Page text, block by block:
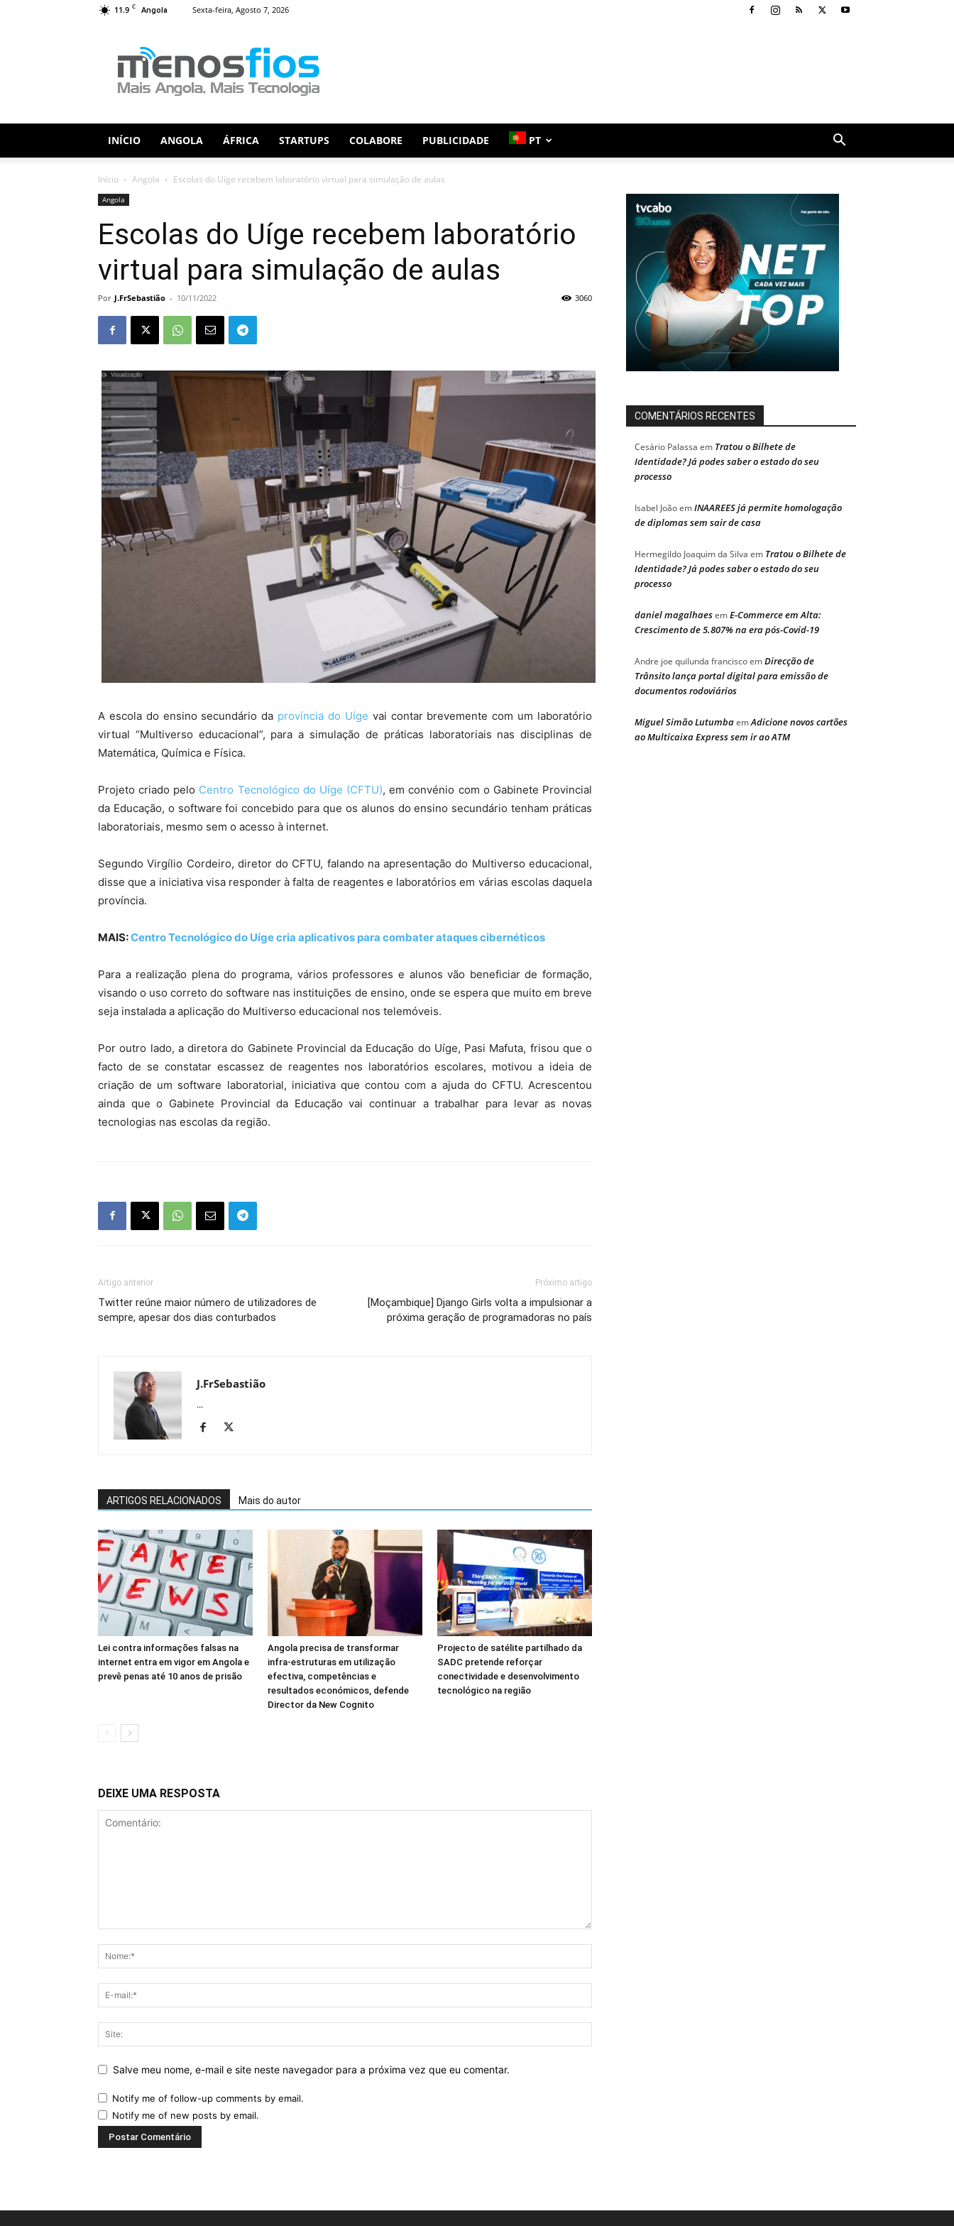
11.9 C Angola Sexta-feira, Agosto 7, 2026
Fios
INÍCIO ANGOLA ÁFRICA STARTUPS COLABORE PUBLICIDADE PT
Início Angola Escolas do Uíge recebem laboratório virtual para simulação de aulas
Angola
Escolas do Uíge recebem laboratório
virtual para simulação de aulas
Por J.FrSebastião - 10/11/2022 3060
A escola do ensino secundário da província do Uíge vai contar brevemente com um laboratório
virtual “Multiverso educacional”, para a simulação de práticas laboratoriais nas disciplinas de
Matemática, Química e Física.
Projeto criado pelo Centro Tecnológico do Uíge (CFTU), em convénio com o Gabinete Provincial
da Educação, o software foi concebido para que os alunos do ensino secundário tenham práticas
laboratoriais, mesmo sem o acesso à internet.
Segundo Virgílio Cordeiro, diretor do CFTU, falando na apresentação do Multiverso educacional,
disse que a iniciativa visa responder à falta de reagentes e laboratórios em várias escolas daquela
província.
MAIS:Centro Tecnológico do Uíge cria aplicativos para combater ataques cibernéticos
Para a realização plena do programa, vários professores e alunos vão beneficiar de formação,
visando o uso correto do software nas instituições de ensino, onde se espera que muito em breve
seja instalada a aplicação do Multiverso educacional nos telemóveis.
Por outro lado, a diretora do Gabinete Provincial da Educação do Uíge, Pasi Mafuta, frisou que o
facto de se constatar escassez de reagentes nos laboratórios escolares, motivou a ideia de
criação de um software laboratorial, iniciativa que contou com a ajuda do CFTU. Acrescentou
ainda que o Gabinete Provincial da Educação vai continuar a trabalhar para levar as novas
tecnologias nas escolas da região.
Artigo anterior
Twitter reúne maior número de utilizadores de
sempre, apesar dos dias conturbados
Próximo artigo
[Moçambique] Django Girls volta a impulsionar a
próxima geração de programadoras no país
J.FrSebastião
...
ARTIGOS RELACIONADOS Mais do autor
Lei contra informações falsas na
internet entra em vigor em Angola e
prevê penas até 10 anos de prisão
Angola precisa de transformar
infra-estruturas em utilização
efectiva, competências e
resultados económicos, defende
Director da New Cognito
Projecto de satélite partilhado da
SADC pretende reforçar
conectividade e desenvolvimento
tecnológico na região
DEIXE UMA RESPOSTA
Salve meu nome, e-mail e site neste navegador para a próxima vez que eu comentar.
Notify me of follow-up comments by email.
Notify me of new posts by email.
COMENTÁRIOS RECENTES
Cesário Palassa em Tratou o Bilhete de
Identidade? Já podes saber o estado do seu
processo
Isabel JoãoemINAAREES já permite homologação
de diplomas sem sair de casa
Hermegildo Joaquim da Silva em Tratou o Bilhete de
Identidade? Já podes saber o estado do seu
processo
daniel magalhaesemE-Commerce em Alta:
Crescimento de 5.807% na era pós-Covid-19
Andre joe quilunda franciscoemDirecção de
Trânsito lança portal digital para emissão de
documentos rodoviários
Miguel Simão LutumbaemAdicione novos cartões
ao Multicaixa Express sem ir ao ATM